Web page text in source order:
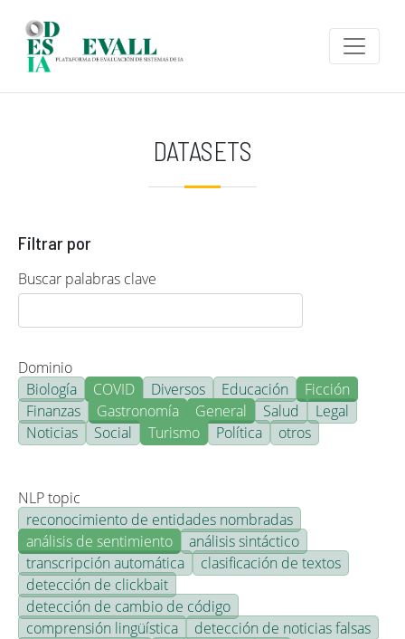
DATASETS
Filtrar por
Buscar palabras clave
Dominio
Biología
COVID Diversos Educación
Ficción
Finanzas
Gastronomía General Salud
Legal
Noticias
Social Turismo Política otros
NLP topic
reconocimiento de entidades nombradas
análisis de sentimiento
análisis sintáctico
transcripción automática
clasificación de textos
detección de clickbait
detección de cambio de código
comprensión lingüística
detección de noticias falsas